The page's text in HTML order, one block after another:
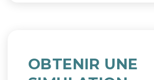
OBTENIR UNE